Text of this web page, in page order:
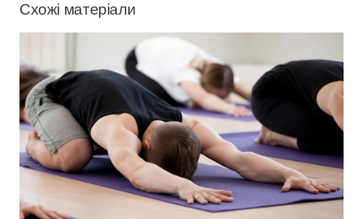
Схожі матеріали